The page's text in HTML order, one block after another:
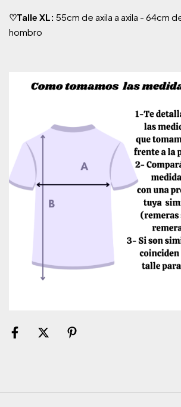
♡Talle XL: 55cm de axila a axila - 64cm
hombro